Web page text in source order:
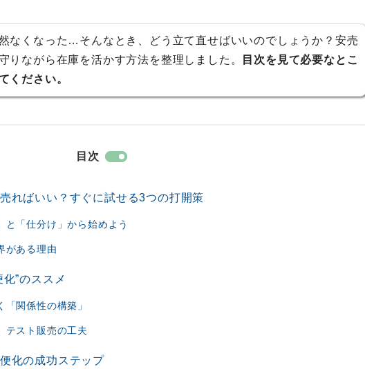
なくなった…そんなとき、どう立て直せばいいのでしょうか？安売
りながら在庫を活かす方法を整理しました。
目次を見て必要なとこ
ください。
目次
ればいい？すぐに試せる3つの打開策
と「仕分け」から始めよう
がある理由
”のススメ
関係性の構築」
テスト販売の工夫
化の成功ステップ